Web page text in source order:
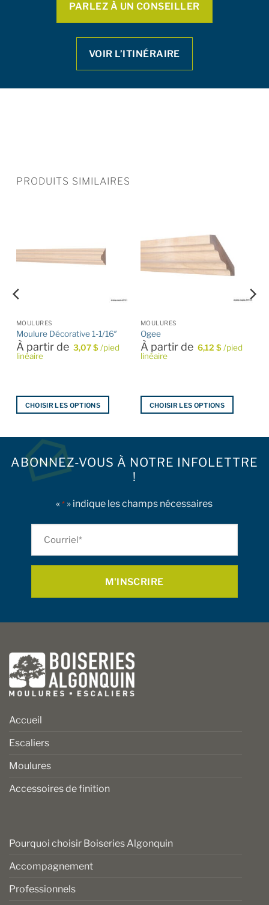
PARLEZ À UN CONSEILLER
VOIR L’ITINÉRAIRE
PRODUITS SIMILAIRES
MOULURES
Moulure Décorative 1-1/16″
À partir de 3,07$ /pied
linéaire
CHOISIR LES OPTIONS
plusieurs
variations.
produit
MOULURES
Ogee
À partir de 6,12 $ /pied
linéaire
CHOISIR LES OPTIONS
plusieurs
variations.
peuvent
la
du
produit
ABONNEZ-VOUS À NOTRE INFOLETTRE
!
«* » indique les champs nécessaires
Accueil
Escaliers
Moulures
Accessoires de finition
Pourquoi choisir Boiseries Algonquin
Accompagnement
Professionnels